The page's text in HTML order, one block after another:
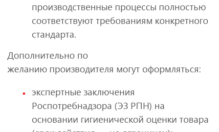
производственные процессы полностью
соответствуют требованиям конкретного
стандарта.
Дополнительно по
желанию производителя могут оформляться:
экспертные заключения
Роспотребнадзора (ЭЗ РПН) на
основании гигиенической оценки товара